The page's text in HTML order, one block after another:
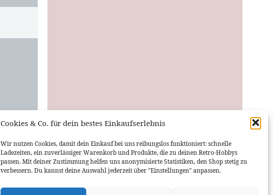
Cookies & Co. für dein bestes Einkaufserlebnis
Wir nutzen Cookies, damit dein Einkauf bei uns reibungslos funktioniert: schnelle
Ladezeiten, ein zuverlässiger Warenkorb und Produkte, die zu deinen Retro-Hobbys
passen. Mit deiner Zustimmung helfen uns anonymisierte Statistiken, den Shop stetig zu
verbessern. Du kannst deine Auswahl jederzeit über "Einstellungen" anpassen.
PS4 Pro / Slim HDMI Port DIY Reparatur OEM
4,99€–5,95€
AUSFÜHRUNG WÄHLEN